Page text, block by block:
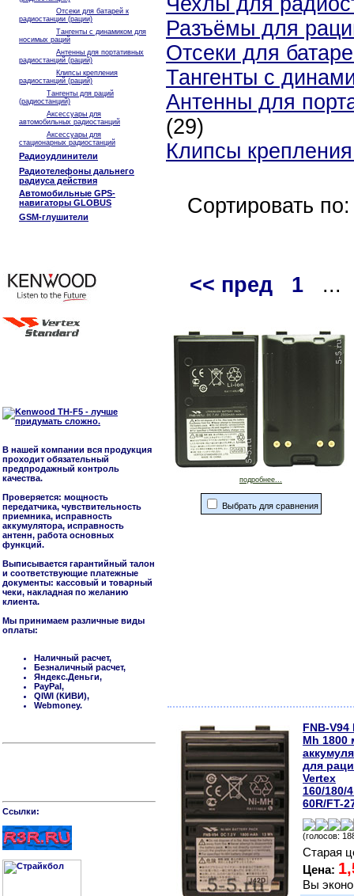
Отсеки для батарей к
радиостанции (рации)
Тангенты с динамиком для
носимых раций
Антенны для портативных
радиостанций (раций)
Клипсы крепления
радиостанций (раций)
Тангенты для раций
(радиостанций)
Аксессуары для
автомобильных радиостанций
Аксессуары для
стационарных радиостанций
Радиоудлинители
Радиотелефоны дальнего
радиуса действия
Автомобильные GPS-
навигаторы GLOBUS
GSM-глушители
В нашей компании вся продукция
проходит обязательный
предпродажный контроль
качества.
Проверяется: мощность
передатчика, чувствительность
приемника, исправность
аккумулятора, исправность
антенн, работа основных
функций.
Выписывается гарантийный талон
и соответствующие платежные
документы: кассовый и товарный
чеки, накладная по желанию
клиента.
Мы принимаем различные виды
оплаты:
Наличный расчет,
Безналичный расчет,
Яндекс.Деньги,
PayPal,
QIWI (КИВИ),
Webmoney.
Cсылки:
Разъёмы для
Отсеки для
Тангенты с
Антенны для
(29)
Клипсы
Сортировать
<< пред 1...
подробнее...
Выбрать для сравнения
FNB-V94
Mh 1800
для
Vertex
160/180/
60R/FT-
(голосов:
Старая
Цена:
Вы